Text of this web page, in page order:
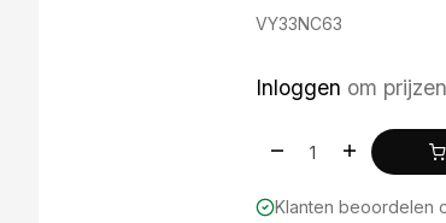
VY33NC63
Inloggen om
Klanten beoordelen